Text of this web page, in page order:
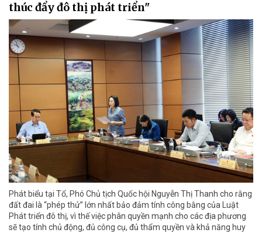
thúc đẩy đô thị phát triển"
Phát biểu tại Tổ, Phó Chủ tịch Quốc hội Nguyễn Thị Thanh cho rằng
đất đai là “phép thử” lớn nhất bảo đảm tính công bằng của Luật
Phát triển đô thị, vì thế việc phân quyền mạnh cho các địa phương
sẽ tạo tính chủ động, đủ công cụ, đủ thẩm quyền và khả năng huy